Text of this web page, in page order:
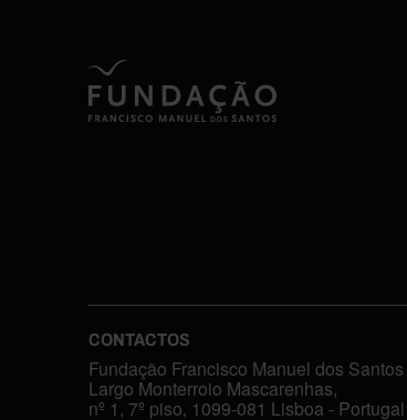
CONTACTOS
Fundação Francisco Manuel dos Santos
Largo Monterroio Mascarenhas,
nº 1, 7º piso, 1099-081 Lisboa - Portugal